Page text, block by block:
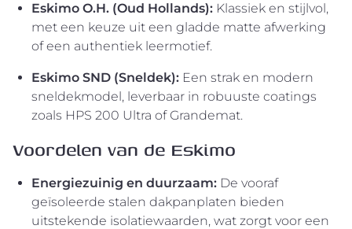
Eskimo O.H. (Oud Hollands): Klassiek en stijlvol,
met een keuze uit een gladde matte afwerking
of een authentiek leermotief.
Eskimo SND (Sneldek): Een strak en modern
sneldekmodel, leverbaar in robuuste coatings
zoals HPS 200 Ultra of Grandemat.
Voordelen van de Eskimo
Energiezuinig en duurzaam: De vooraf
geïsoleerde stalen dakpanplaten bieden
uitstekende isolatiewaarden, wat zorgt voor een